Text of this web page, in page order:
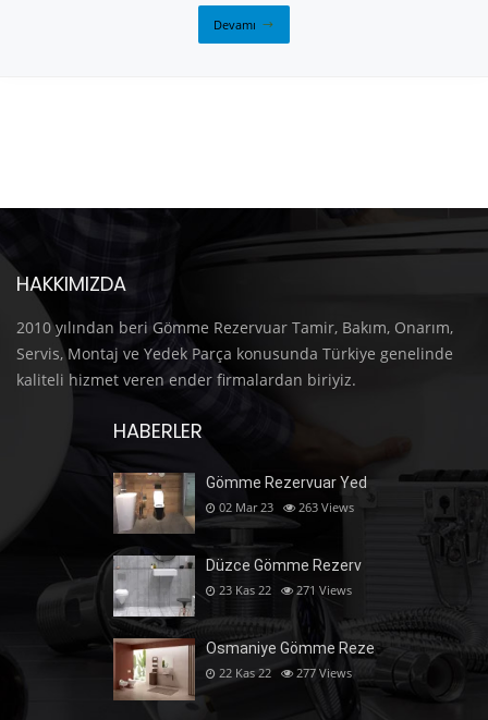
Devamı
HAKKIMIZDA
2010 yılından beri Gömme Rezervuar Tamir, Bakım, Onarım,
Servis, Montaj ve Yedek Parça konusunda Türkiye genelinde
kaliteli hizmet veren ender firmalardan biriyiz.
HABERLER
Gömme Rezervuar Yed
02 Mar 23 263 Views
Düzce Gömme Rezerv
23 Kas 22 271 Views
Osmaniye Gömme Reze
22 Kas 22 277 Views